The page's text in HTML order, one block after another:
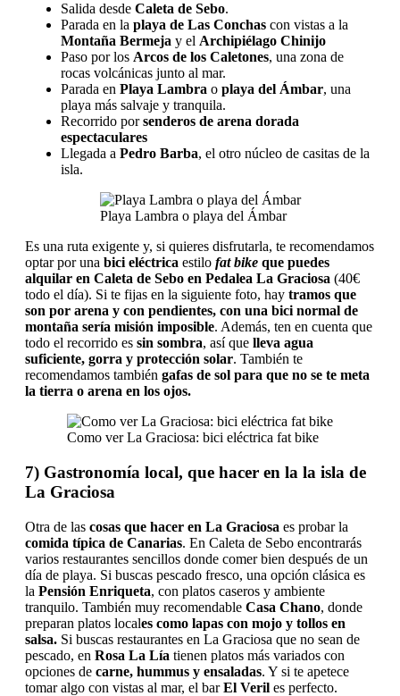
Salida desde Caleta de Sebo.
Parada en la playa de Las Conchas con vistas a la
Montaña Bermeja y el Archipiélago Chinijo
Paso por los Arcos de los Caletones, una zona de
rocas volcánicas junto al mar.
Parada en Playa Lambra o playa del Ámbar, una
playa más salvaje y tranquila.
Recorrido porsenderos de arena dorada
espectaculares
Llegada a Pedro Barba, el otro núcleo de casitas de la
isla.
Playa Lambra o playa del Ámbar
Es una ruta exigente y, si quieres disfrutarla, te recomendamos
optar por una bici eléctrica estilo fat bike que puedes
alquilar en Caleta de Sebo en Pedalea La Graciosa (40€
todo el día). Si te fijas en la siguiente foto, hay tramos que
son por arena y con pendientes, con una bici normal de
montaña sería misión imposible. Además, ten en cuenta que
todo el recorrido es sin sombra, así que lleva agua
suficiente, gorra y protección solar. También te
recomendamos también gafas de sol para que no se te meta
la tierra o arena en los ojos.
Como ver La Graciosa: bici eléctrica fat bike
7) Gastronomía local, que hacer en la la isla de
La Graciosa
Otra de las cosas que hacer en La Graciosa es probar la
comida típica de Canarias. En Caleta de Sebo encontrarás
varios restaurantes sencillos donde comer bien después de un
día de playa. Si buscas pescado fresco, una opción clásica es
la Pensión Enriqueta, con platos caseros y ambiente
tranquilo. También muy recomendable Casa Chano, donde
preparan platos locales como lapas con mojo y tollos en
salsa. Si buscas restaurantes en La Graciosa que no sean de
pescado, en Rosa La Lía tienen platos más variados con
opciones de carne, hummus y ensaladas. Y si te apetece
tomar algo con vistas al mar, el barEl Veril es perfecto.